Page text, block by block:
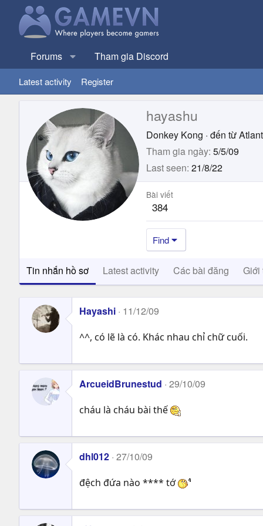
Forums Tham gia Discord
Latest activity Register
hayashu
Donkey Kong · đến từ
Tham gia ngày 5/5/09
Last seen 21/8/22
Bài viết
384
Find
Tin nhắn hồ sơ Latest activity Các bài đăng Giới
Hayashi 11/12/09
^^, có lẽ là có. Khác nhau chỉ chữ cuối.
ArcueidBrunestud 29/10/09
cháu là cháu bài thế
dhl012 27/10/09
đệch đứa nào **** tớ